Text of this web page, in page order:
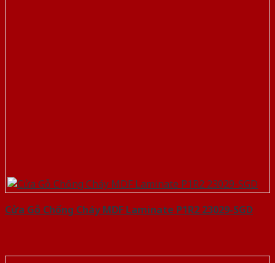
Cửa Gỗ Chống Cháy MDF Laminate P1R2 23029-SGD